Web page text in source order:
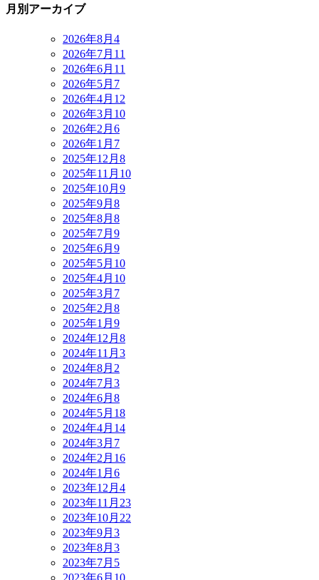
月別アーカイブ
2026年8月 4
2026年7月 11
2026年6月 11
2026年5月 7
2026年4月 12
2026年3月 10
2026年2月 6
2026年1月 7
2025年12月 8
2025年11月 10
2025年10月 9
2025年9月 8
2025年8月 8
2025年7月 9
2025年6月 9
2025年5月 10
2025年4月 10
2025年3月 7
2025年2月 8
2025年1月 9
2024年12月 8
2024年11月 3
2024年8月 2
2024年7月 3
2024年6月 8
2024年5月 18
2024年4月 14
2024年3月 7
2024年2月 16
2024年1月 6
2023年12月 4
2023年11月 23
2023年10月 22
2023年9月 3
2023年8月 3
2023年7月 5